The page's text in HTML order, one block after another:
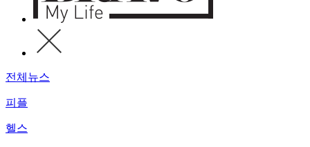
전체뉴스
피플
헬스